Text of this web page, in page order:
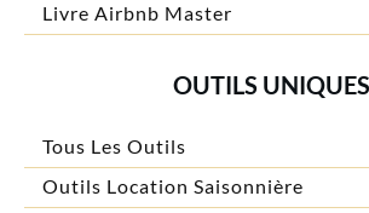
Livre Airbnb Master
OUTILS UNIQUES
Tous Les Outils
Outils Location Saisonnière